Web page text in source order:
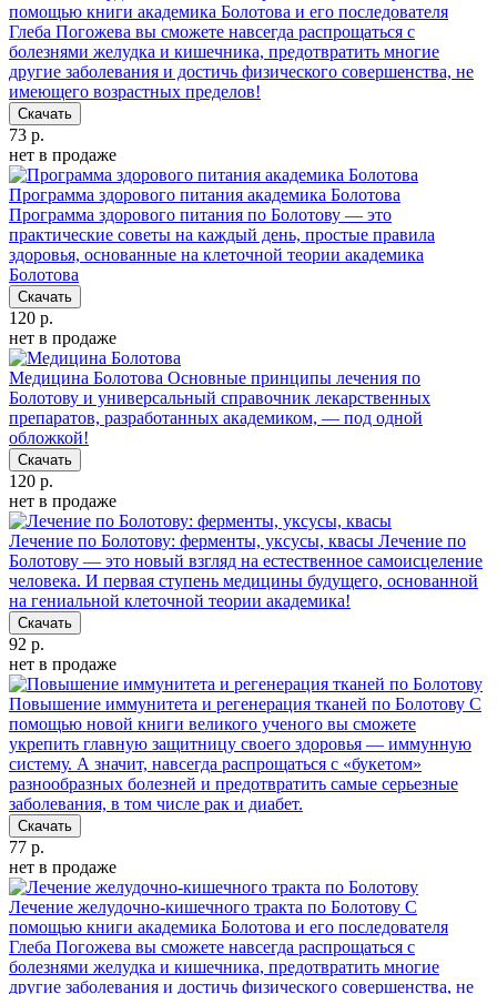
помощью книги академика Болотова и его последователя
Глеба Погожева вы сможете навсегда распрощаться с
болезнями желудка и кишечника, предотвратить многие
другие заболевания и достичь физического совершенства, не
имеющего возрастных пределов!
Скачать
73 р.
нет в продаже
Программа здорового питания академика Болотова
Программа здорового питания по Болотову — это
практические советы на каждый день, простые правила
здоровья, основанные на клеточной теории академика
Болотова
Скачать
120 р.
нет в продаже
Медицина Болотова Основные принципы лечения по
Болотову и универсальный справочник лекарственных
препаратов, разработанных академиком, — под одной
обложкой!
Скачать
120 р.
нет в продаже
Лечение по Болотову: ферменты, уксусы, квасы Лечение по
Болотову — это новый взгляд на естественное самоисцеление
человека. И первая ступень медицины будущего, основанной
на гениальной клеточной теории академика!
Скачать
92 р.
нет в продаже
Повышение иммунитета и регенерация тканей по Болотову С
помощью новой книги великого ученого вы сможете
укрепить главную защитницу своего здоровья — иммунную
систему. А значит, навсегда распрощаться с «букетом»
разнообразных болезней и предотвратить самые серьезные
заболевания, в том числе рак и диабет.
Скачать
77 р.
нет в продаже
Лечение желудочно-кишечного тракта по Болотову С
помощью книги академика Болотова и его последователя
Глеба Погожева вы сможете навсегда распрощаться с
болезнями желудка и кишечника, предотвратить многие
другие заболевания и достичь физического совершенства, не